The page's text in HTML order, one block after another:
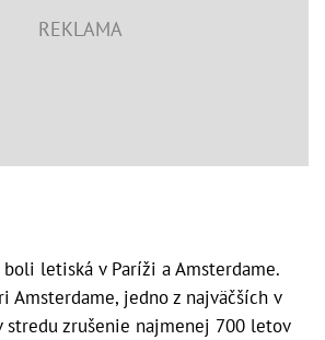
letiská v Paríži a Amsterdame.
Amsterdame, jedno z najväčších v
stredu zrušenie najmenej 700 letov